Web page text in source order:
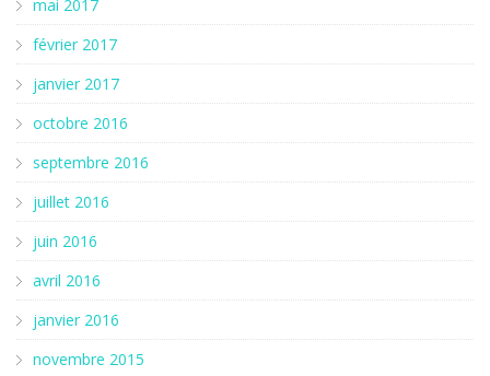
mai 2017
février 2017
janvier 2017
octobre 2016
septembre 2016
juillet 2016
juin 2016
avril 2016
janvier 2016
novembre 2015